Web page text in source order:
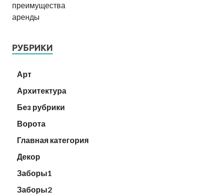
РУБРИКИ
Арт
Архитектура
Без рубрики
Ворота
Главная категория
Декор
Заборы1
Заборы2